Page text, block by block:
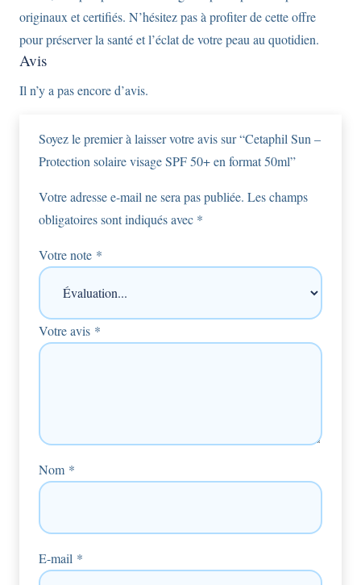
originaux et certifiés. N’hésitez pas à profiter de cette offre
pour préserver la santé et l’éclat de votre peau au quotidien.
Avis
Il n’y a pas encore d’avis.
Soyez le premier à laisser votre avis sur “Cetaphil Sun –
Protection solaire visage SPF 50+ en format 50ml”
Votre adresse e-mail ne sera pas publiée. Les champs
obligatoires sont indiqués avec *
Votre note *
Votre avis *
Nom *
E-mail *